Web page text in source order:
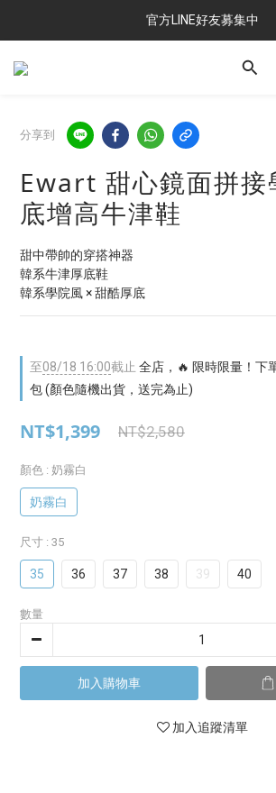
官方LINE好友募集中
分享到
Ewart 甜心鏡面拼接
底增高牛津鞋
甜中帶帥的穿搭神器
韓系牛津厚底鞋
韓系學院風 × 甜酷厚底
至08/18 16:00截止 全店，🔥 限時限量！下
包 (顏色隨機出貨，送完為止)
NT$1,399 NT$2,580
顏色 : 奶霧白
奶霧白
尺寸 : 35
35 36 37 38 39 40
數量
加入購物車
加入追蹤清單